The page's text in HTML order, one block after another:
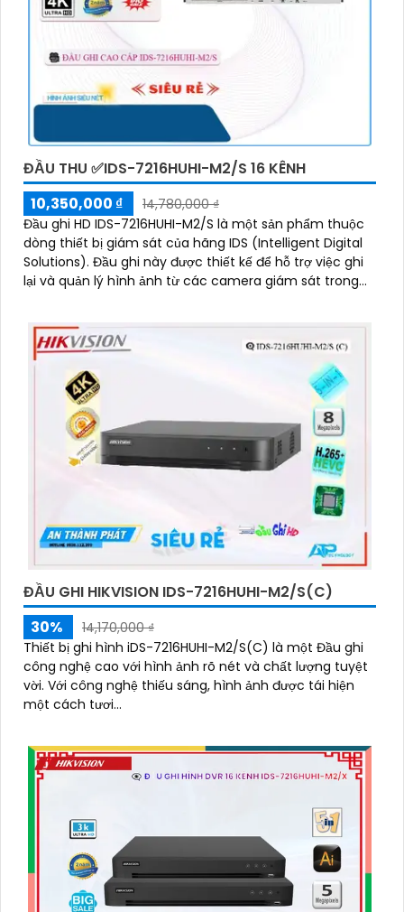
ĐẦU THU ✅IDS-7216HUHI-M2/S 16 KÊNH
10,350,000 ₫
14,780,000 ₫
Đầu ghi HD IDS-7216HUHI-M2/S là một sản phẩm thuộc
dòng thiết bị giám sát của hãng IDS (Intelligent Digital
Solutions). Đầu ghi này được thiết kế để hỗ trợ việc ghi
lại và quản lý hình ảnh từ các camera giám sát trong
ĐẦU GHI HIKVISION IDS-7216HUHI-M2/S(C)
30%
14,170,000 ₫
Thiết bị ghi hình iDS-7216HUHI-M2/S(C) là một Đầu ghi
công nghệ cao với hình ảnh rõ nét và chất lượng tuyệt
vời. Với công nghệ thiếu sáng, hình ảnh được tái hiện
một cách tươi...